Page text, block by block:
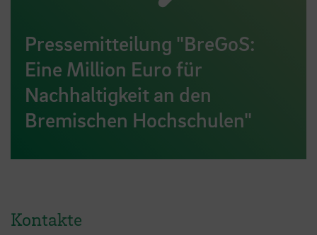
Pressemitteilung "BreGoS:
Eine Million Euro für
Nachhaltigkeit an den
Bremischen Hochschulen"
Kontakte